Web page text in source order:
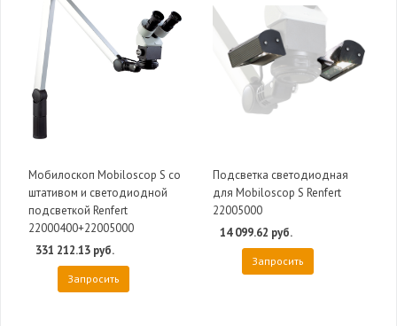
Мобилоскоп Mobiloscop S со
штативом и светодиодной
подсветкой Renfert
22000400+22005000
331 212.13 руб.
Запросить
Подсветка светодиодная
для Mobiloscop S Renfert
22005000
14 099.62 руб.
Запросить